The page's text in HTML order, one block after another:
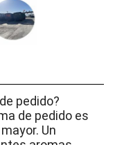
pedido?
de pedido es
Un